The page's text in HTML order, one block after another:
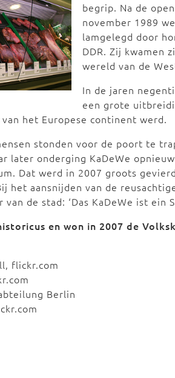
begrip. Na de
november 1989
lamgelegd door
DDR. Zij kwamen
wereld van de
In de jaren
een grote
het Europese continent werd.
stonden voor de poort te
later onderging KaDeWe
Dat werd in 2007 groots
het aansnijden van de
de stad: ‘Das KaDeWe ist ein
en won in 2007 de
flickr.com
Berlin